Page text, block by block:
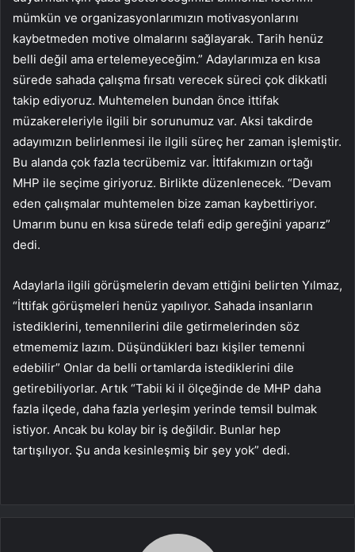
mümkün ve organizasyonlarımızın motivasyonlarını
kaybetmeden motive olmalarını sağlayarak. Tarih henüz
belli değil ama ertelemeyeceğim.” Adaylarımıza en kısa
sürede sahada çalışma fırsatı verecek süreci çok dikkatli
takip ediyoruz. Muhtemelen bundan önce ittifak
müzakereleriyle ilgili bir sorunumuz var. Aksi takdirde
adayımızın belirlenmesi ile ilgili süreç her zaman işlemiştir.
Bu alanda çok fazla tecrübemiz var. İttifakımızın ortağı
MHP ile seçime giriyoruz. Birlikte düzenlenecek. “Devam
eden çalışmalar muhtemelen bize zaman kaybettiriyor.
Umarım bunu en kısa sürede telafi edip gereğini yaparız”
dedi.
Adaylarla ilgili görüşmelerin devam ettiğini belirten Yılmaz,
“İttifak görüşmeleri henüz yapılıyor. Sahada insanların
istediklerini, temennilerini dile getirmelerinden söz
etmememiz lazım. Düşündükleri bazı kişiler temenni
edebilir” Onlar da belli ortamlarda istediklerini dile
getirebiliyorlar. Artık “Tabii ki il ölçeğinde de MHP daha
fazla ilçede, daha fazla yerleşim yerinde temsil bulmak
istiyor. Ancak bu kolay bir iş değildir. Bunlar hep
tartışılıyor. Şu anda kesinleşmiş bir şey yok” dedi.